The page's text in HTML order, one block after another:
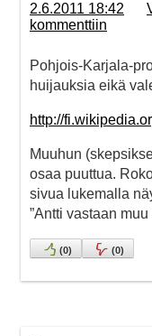
2.6.2011 18:42
kommenttiin
Pohjois-Karjala-
huijauksia eikä
http://
Muuhun
osaa puuttua.
sivua lukemalla
”Antti vastaan muu
(0) (0)